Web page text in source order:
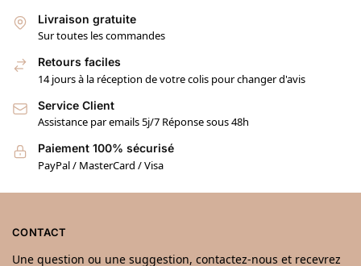
Livraison gratuite
Sur toutes les commandes
Retours faciles
14 jours à la réception de votre colis pour changer d'avis
Service Client
Assistance par emails 5j/7 Réponse sous 48h
Paiement 100% sécurisé
PayPal / MasterCard / Visa
CONTACT
Une question ou une suggestion, contactez-nous et recevrez